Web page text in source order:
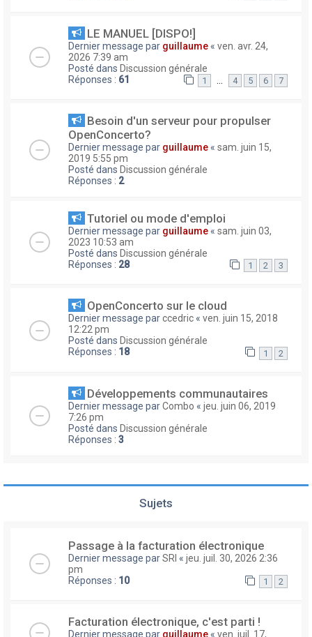
LE MANUEL [DISPO!]
Dernier message par guillaume « ven. avr. 24,
2026 7:39 am
Posté dans Discussion générale
Réponses : 61 1 … 4 5 6 7
Besoin d'un serveur pour propulser
OpenConcerto?
Dernier message par guillaume « sam. juin 15,
2019 5:55 pm
Posté dans Discussion générale
Réponses : 2
Tutoriel ou mode d'emploi
Dernier message par guillaume « sam. juin 03,
2023 10:53 am
Posté dans Discussion générale
Réponses : 28 1 2 3
OpenConcerto sur le cloud
Dernier message parccedric « ven. juin 15, 2018
12:22 pm
Posté dans Discussion générale
Réponses : 18 1 2
Développements communautaires
Dernier message parCombo « jeu. juin 06, 2019
7:26 pm
Posté dans Discussion générale
Réponses : 3
Sujets
Passage à la facturation électronique
Dernier message parSRI « jeu. juil. 30, 2026 2:36
pm
Réponses : 10 1 2
Facturation électronique, c'est parti !
Dernier message par guillaume « ven. juil. 17,